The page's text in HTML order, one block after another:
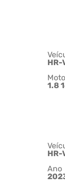
HR-
1.8
HR-
Ano